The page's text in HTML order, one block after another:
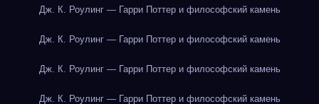
Дж. К. Роулинг — Гарри Поттер и философский камень
Дж. К. Роулинг — Гарри Поттер и философский камень
Дж. К. Роулинг — Гарри Поттер и философский камень
Дж. К. Роулинг — Гарри Поттер и философский камень